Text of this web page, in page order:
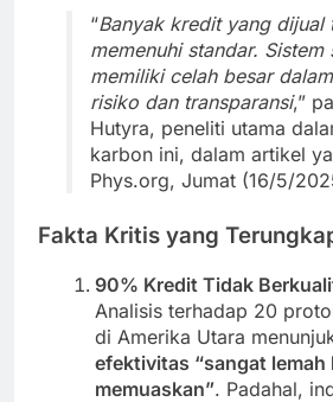
“Banyak kredit yang dijual
memenuhi standar. Sistem
memiliki celah besar
risiko dan transparansi,”
Hutyra, peneliti utama
karbon ini, dalam artikel
Phys.org, Jumat (16/5/
Fakta Kritis yang
90% Kredit Tidak
Analisis terhadap 20
di Amerika Utara
efektivitas “sangat lemah
memuaskan”. Padahal,